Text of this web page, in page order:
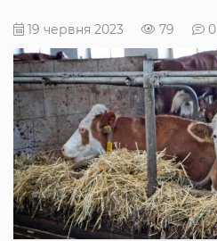
19 червня 2023 79 0